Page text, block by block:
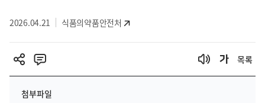
2026.04.21 식품의약품안전처
목록
첨부파일